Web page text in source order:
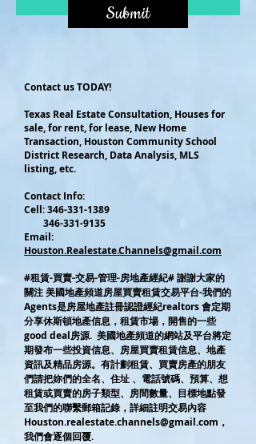
Submit
Contact us TODAY!
Texas Real Estate Consultation, Houses for
sale, for rent, for lease, New Home
Transaction, Houston Community School
District Research, Data Analysis, MLS
listing, etc.
Contact Info:
Cell:346-331-1389
346-331-9135
Email:
Houston.Realestate.Channels@gmail.com
#租賃-買賣-交易-管理-房地產經紀# 謝謝大家的
關注 美國地產頻道房屋買賣租賃交易平台-我們的
Agents是房屋地產註冊認證經紀realtors 會定期
分享休斯頓地產信息，租賃市場，開售的一些
good deal房源. 美國地產頻道的網站及平台將定
期發布一些投資信息、房屋買賣租賃信息、地產
資訊及精品房源。有計劃租賃、買賣房產的朋友
們請把妳們的全名、住址 、電話號碼、預算、想
租賃或買賣的房子類型、房間數量、目標地點發
至我們的聯繫郵箱記錄，詳細註明交易內容
Houston.realestate.channels@gmail.com ，
我們會逐個回覆.